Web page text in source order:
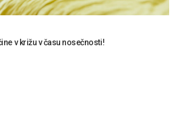
v križu v času nosečnosti!